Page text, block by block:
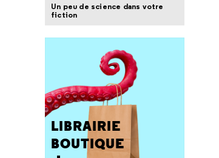
Un peu de science dans votre
fiction
LIBRAIRIE
BOUTIQUE